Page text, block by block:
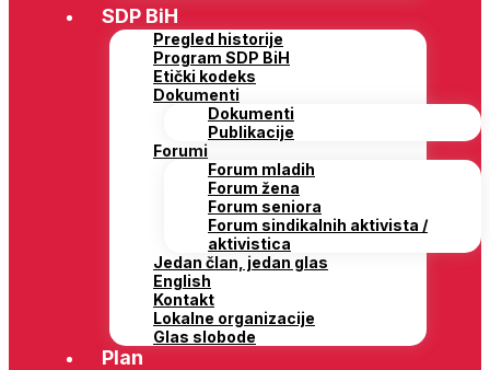
SDP BiH
Pregled historije
Program SDP BiH
Etički kodeks
Dokumenti
Dokumenti
Publikacije
Forumi
Forum mladih
Forum žena
Forum seniora
Forum sindikalnih aktivista /
aktivistica
Jedan član, jedan glas
English
Kontakt
Lokalne organizacije
Glas slobode
Plan